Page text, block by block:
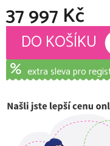
37 997 Kč
Měrná cena:
DO KOŠÍKU
extra sleva pro